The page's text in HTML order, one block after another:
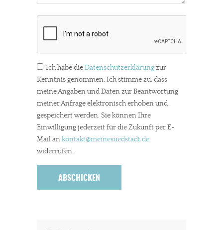
In eigener Sache
Dir gefällt unsere Arbeit?
meinesuedstadt.de finanziert sich durch Partnerprofile und
Werbung. Beide Einnahmequellen sind in den letzten Monaten
stark zurückgegangen.
Solltest Du unsere unabhängige Berichterstattung schätzen,
Ich habe dieDatenschutzerklärungzur
Kenntnis genommen. Ich stimme zu, dass
meine Angaben und Daten zur Beantwortung
meiner Anfrage elektronisch erhoben und
gespeichert werden. Sie können Ihre
Einwilligung jederzeit für die Zukunft per E-
Mail ankontakt@meinesuedstadt.de
widerrufen.